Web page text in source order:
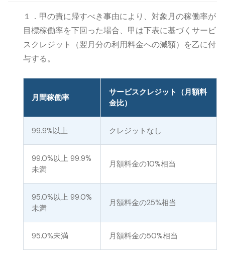
１．甲の責に帰すべき事由により、対象月の稼働率が
目標稼働率を下回った場合、甲は下表に基づくサービ
スクレジット（翌月分の利用料金への減額）を乙に付
与する。
月間稼働率
サービスクレジット（月額料
金比）
99.9%以上 クレジットなし
99.0%以上 99.9%
未満
月額料金の10%相当
95.0%以上 99.0%
未満
月額料金の25%相当
95.0%未満 月額料金の50%相当